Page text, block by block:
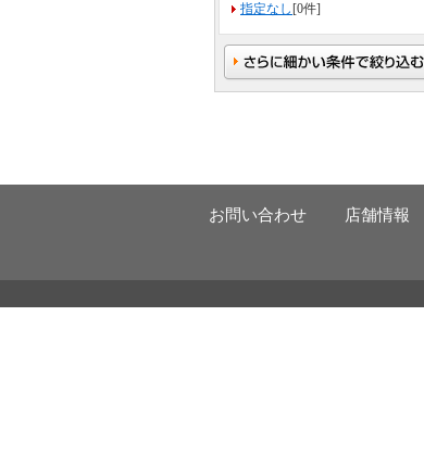
指定なし [0件]
お問い合わせ 店舗情報